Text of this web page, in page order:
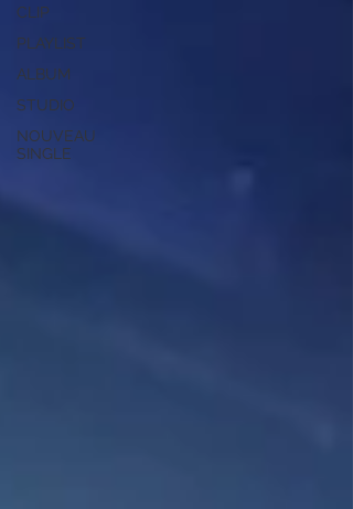
CLIP
PLAYLIST
ALBUM
STUDIO
NOUVEAU
SINGLE